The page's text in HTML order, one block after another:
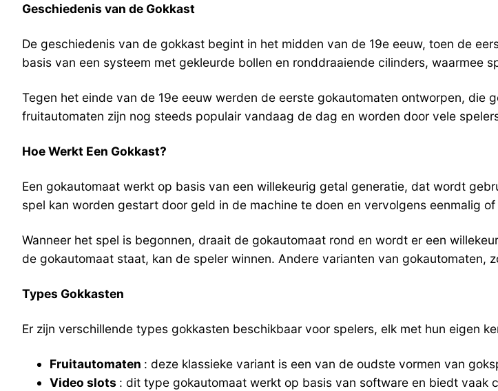
Geschiedenis van de Gokkast
De geschiedenis van de gokkast begint in het midden van de 19e eeuw, toen de
basis van een systeem met gekleurde bollen en ronddraaiende cilinders, waarmee
Tegen het einde van de 19e eeuw werden de eerste gokautomaten ontworpen, die
fruitautomaten zijn nog steeds populair vandaag de dag en worden door vele
Hoe Werkt Een Gokkast?
Een gokautomaat werkt op basis van een willekeurig getal generatie, dat wordt
spel kan worden gestart door geld in de machine te doen en vervolgens eenmalig
Wanneer het spel is begonnen, draait de gokautomaat rond en wordt er een
de gokautomaat staat, kan de speler winnen. Andere varianten van
Types Gokkasten
Er zijn verschillende types gokkasten beschikbaar voor spelers, elk met hun eigen
Fruitautomaten : deze klassieke variant is een van de oudste vormen van
Video slots : dit type gokautomaat werkt op basis van software en biedt vaak